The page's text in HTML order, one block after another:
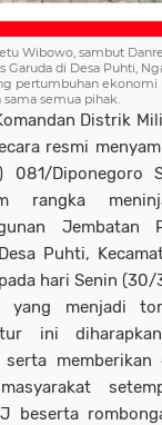
Wibowo, sambut
di Desa Puhti,
pertumbuhan ekonomi
semua pihak.
Distrik
resmi
081/Diponegoro
rangka
Jembatan
Puhti,
hari Senin (30/
yang menjadi
ini
beserta